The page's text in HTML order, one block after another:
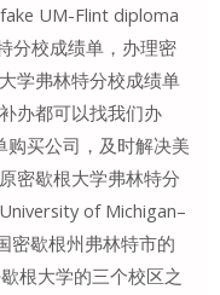
UM-Flint diploma
分校成绩单，办理密
学弗林特分校成绩单
办都可以找我们办
买公司，及时解决美
密歇根大学弗林特分
of Michigan–
密歇根州弗林特市的
根大学的三个校区之